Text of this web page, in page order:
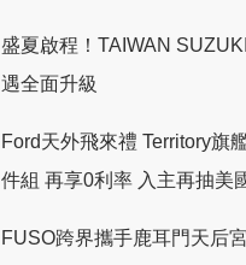
盛夏啟程！TAIWAN
遇全面升級
Ford天外飛來禮 Territory旗
件組 再享0利率 入主再抽美
FUSO跨界攜手鹿耳門天后